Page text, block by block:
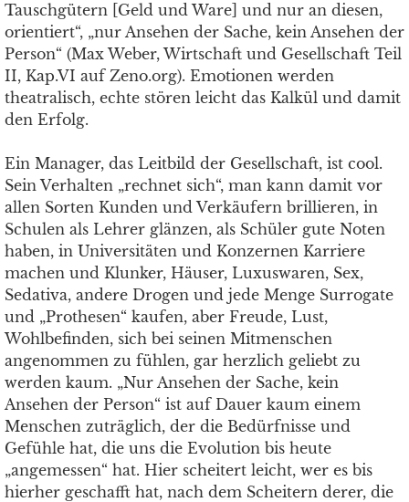
Tauschgütern [Geld und Ware] und nur an diesen,
orientiert“, „nur Ansehen der Sache, kein Ansehen der
Person“ (Max Weber, Wirtschaft und Gesellschaft Teil
II, Kap.VI auf Zeno.org). Emotionen werden
theatralisch, echte stören leicht das Kalkül und damit
den Erfolg.
Ein Manager, das Leitbild der Gesellschaft, ist cool.
Sein Verhalten „rechnet sich“, man kann damit vor
allen Sorten Kunden und Verkäufern brillieren, in
Schulen als Lehrer glänzen, als Schüler gute Noten
haben, in Universitäten und Konzernen Karriere
machen und Klunker, Häuser, Luxuswaren, Sex,
Sedativa, andere Drogen und jede Menge Surrogate
und „Prothesen“ kaufen, aber Freude, Lust,
Wohlbefinden, sich bei seinen Mitmenschen
angenommen zu fühlen, gar herzlich geliebt zu
werden kaum. „Nur Ansehen der Sache, kein
Ansehen der Person“ ist auf Dauer kaum einem
Menschen zuträglich, der die Bedürfnisse und
Gefühle hat, die uns die Evolution bis heute
„angemessen“ hat. Hier scheitert leicht, wer es bis
hierher geschafft hat, nach dem Scheitern derer, die